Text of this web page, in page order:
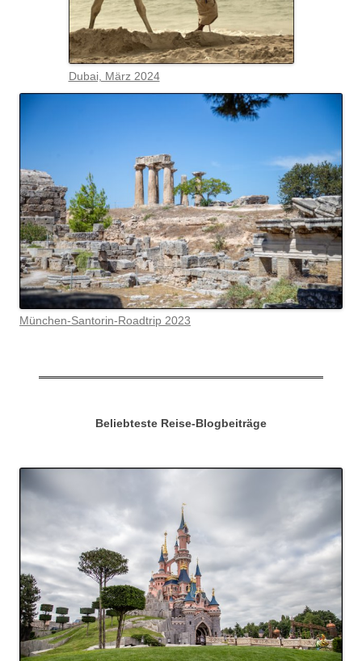
Dubai, März 2024
München-Santorin-Roadtrip 2023
Beliebteste Reise-Blogbeiträge